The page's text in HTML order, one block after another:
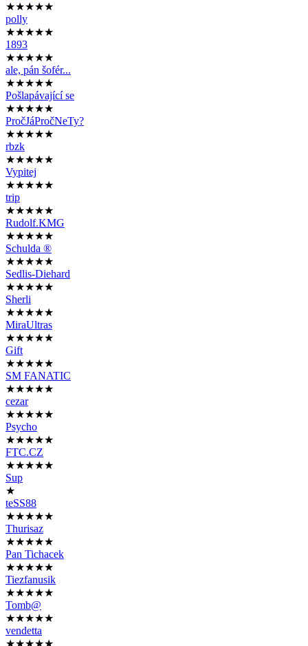
★★★★★
polly
★★★★★
1893
★★★★★
ale, pán šofér...
★★★★★
Pošlapávající se
★★★★★
PročJáPročNeTy?
★★★★★
rbzk
★★★★★
Vypitej
★★★★★
trip
★★★★★
Rudolf.KMG
★★★★★
Schulda ®
★★★★★
Sedlis-Diehard
★★★★★
Sherli
★★★★★
MiraUltras
★★★★★
Gift
★★★★★
SM FANATIC
★★★★★
cezar
★★★★★
Psycho
★★★★★
FTC.CZ
★★★★★
Sup
★
teSS88
★★★★★
Thurisaz
★★★★★
Pan Tichacek
★★★★★
Tiezfanusik
★★★★★
Tomb@
★★★★★
vendetta
★★★★★